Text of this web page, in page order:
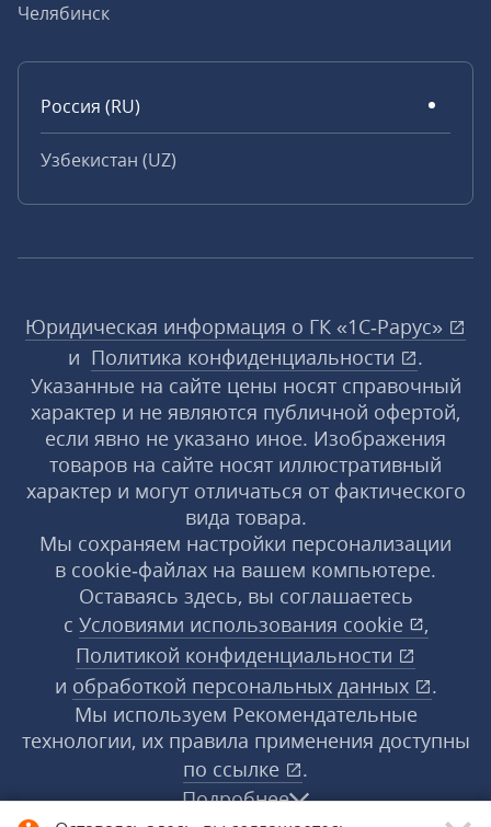
Челябинск
Россия (RU)
Узбекистан (UZ)
Юридическая информация о ГК «1С‑Рарус»
и Политика конфиденциальности
.
Указанные на сайте цены носят справочный
характер и не являются публичной офертой,
если явно не указано иное. Изображения
товаров на сайте носят иллюстративный
характер и могут отличаться от фактического
вида товара.
Мы сохраняем настройки персонализации
в cookie‑файлах на вашем компьютере.
Оставаясь здесь, вы соглашаетесь
с Условиями использования cookie
,
Политикой конфиденциальности
и обработкой персональных данных
.
Мы используем Рекомендательные
технологии, их правила применения доступны
по ссылке
.
Подробнее